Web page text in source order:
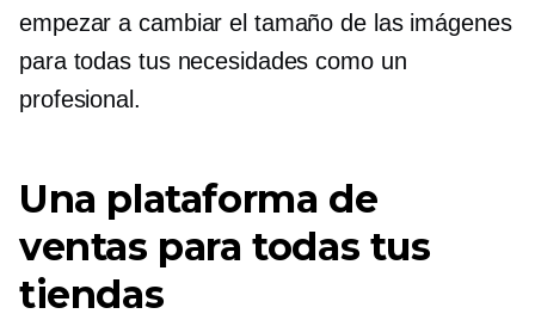
empezar a cambiar el tamaño de las imágenes
para todas tus necesidades como un
profesional.
Una plataforma de
ventas para todas tus
tiendas